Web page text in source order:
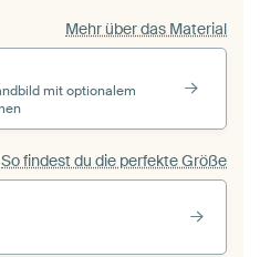
Mehr über das Material
mit optionalem
So findest du die perfekte Größe